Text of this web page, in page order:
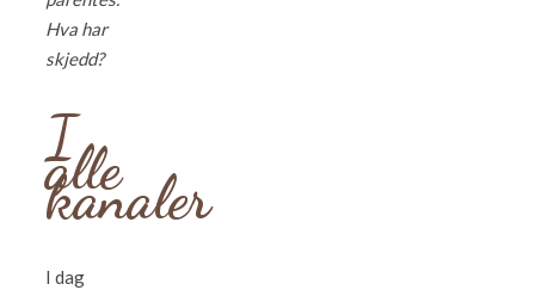
Hva har
skjedd?
I
alle
kanaler
I dag